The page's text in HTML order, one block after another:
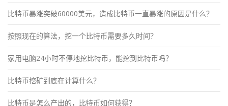
比特币暴涨突破60000美元，造成比特币一直暴涨的原因是什么？
按照现在的算法，挖一个比特币需要多久时间？
家用电脑24小时不停地挖比特币，能挖到比特币吗？
比特币挖矿到底在计算什么？
比特币是怎么产出的，比特币如何获得？